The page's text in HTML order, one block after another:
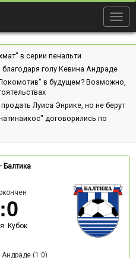
в серии пенальти
голу Кевина Андраде
в будущем? Возможно,
Луиса Энрике, но не берут
договорились по
Балтика
:0
Кубок
(1:0)